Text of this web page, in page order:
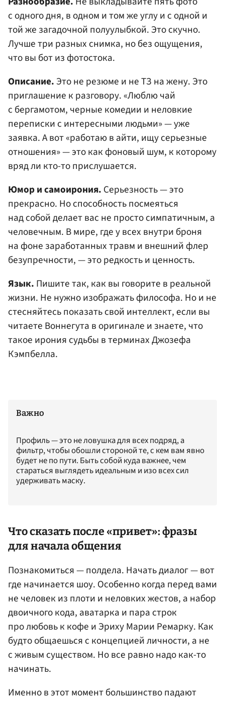
с одного дня, в одном и том же углу и с одной и
той же загадочной полуулыбкой. Это скучно.
Лучше три разных снимка, но без ощущения,
что вы бот из фотостока.
Описание.Это не резюме и не ТЗ на жену. Это
приглашение к разговору. «Люблю чай
с бергамотом, черные комедии и неловкие
переписки с интересными людьми» — уже
заявка. А вот «работаю в айти, ищу серьезные
отношения» — это как фоновый шум, к которому
вряд ли кто-то прислушается.
Юмор и самоирония. Серьезность — это
прекрасно. Но способность посмеяться
над собой делает вас не просто симпатичным, а
человечным. В мире, где у всех внутри броня
на фоне заработанных травм и внешний флер
безупречности, — это редкость и ценность.
Язык. Пишите так, как вы говорите в реальной
жизни. Не нужно изображать философа. Но и не
стесняйтесь показать свой интеллект, если вы
читаете Воннегута в оригинале и знаете, что
такое ирония судьбы в терминах Джозефа
Кэмпбелла.
Важно
Профиль — это не ловушка для всех подряд, а
фильтр, чтобы обошли стороной те, с кем вам явно
будет не по пути. Быть собой куда важнее, чем
стараться выглядеть идеальным и изо всех сил
удерживать маску.
Что сказать после «привет»: фразы
для начала общения
Познакомиться — полдела. Начать диалог — вот
где начинается шоу. Особенно когда перед вами
не человек из плоти и неловких жестов, а набор
двоичного кода, аватарка и пара строк
про любовь к кофе и Эриху Марии Ремарку. Как
будто общаешься с концепцией личности, а не
с живым существом. Но все равно надо как-то
начинать.
Именно в этот момент большинство падают